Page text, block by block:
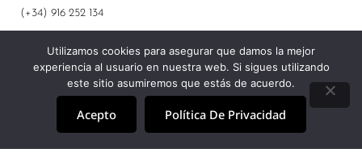
(+34) 916 252 134
Utilizamos cookies para asegurar que damos la mejor
experiencia al usuario en nuestra web. Si sigues utilizando
este sitio asumiremos que estás de acuerdo.
Acepto Política De Privacidad